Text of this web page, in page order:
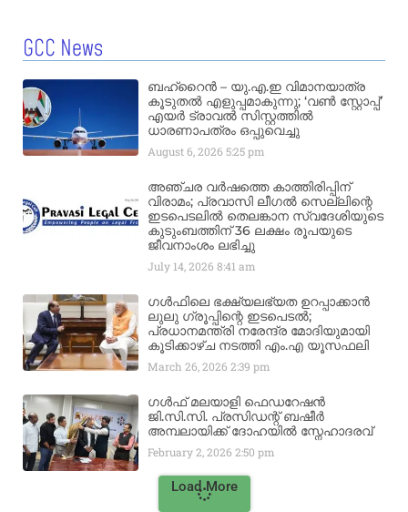
GCC News
ബഹ്‌റൈൻ – യു.എ.ഇ വിമാനയാത്ര
കൂടുതൽ എളുപ്പമാകുന്നു; ‘വൺ സ്റ്റോപ്പ്’
എയർ ട്രാവൽ സിസ്റ്റത്തിൽ
ധാരണാപത്രം ഒപ്പുവെച്ചു
August 6, 20265:25 pm
അഞ്ചര വർഷത്തെ കാത്തിരിപ്പിന്
വിരാമം; പ്രവാസി ലീഗൽ സെല്ലിന്റെ
ഇടപെടലിൽ തെലങ്കാന സ്വദേശിയുടെ
കുടുംബത്തിന് 36 ലക്ഷം രൂപയുടെ
ജീവനാംശം ലഭിച്ചു
July 14, 20268:41 am
ഗൾഫിലെ ഭക്ഷ്യലഭ്യത ഉറപ്പാക്കാൻ
ലുലു ഗ്രൂപ്പിന്റെ ഇടപെടൽ;
പ്രധാനമന്ത്രി നരേന്ദ്ര മോദിയുമായി
കൂടിക്കാഴ്ച നടത്തി എം.എ യൂസഫലി
March 26, 20262:39 pm
ഗൾഫ് മലയാളി ഫെഡറേഷൻ
ജി.സി.സി. പ്രസിഡന്റ് ബഷീർ
അമ്പലായിക്ക് ദോഹയിൽ സ്നേഹാദരവ്
February 2, 20262:50 pm
Load More